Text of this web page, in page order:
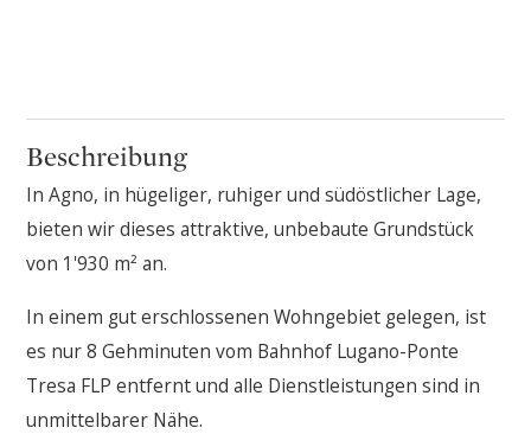
Beschreibung
In Agno, in hügeliger, ruhiger und südöstlicher Lage,
bieten wir dieses attraktive, unbebaute Grundstück
von 1'930 m² an.
In einem gut erschlossenen Wohngebiet gelegen, ist
es nur 8 Gehminuten vom Bahnhof Lugano-Ponte
Tresa FLP entfernt und alle Dienstleistungen sind in
unmittelbarer Nähe.